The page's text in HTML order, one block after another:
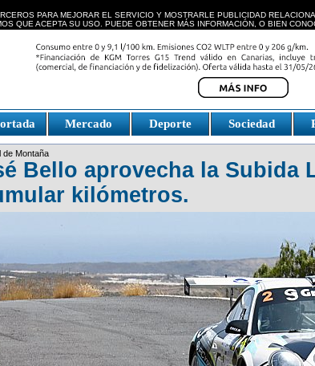
PARA MEJORAR EL SERVICIO Y MOSTRARLE PUBLICIDAD
QUE ACEPTA SU USO. PUEDE OBTENER MÁS INFORMACIÓN, O BIEN
Mercado Deporte Sociedad
Watches
de Montaña
Bello aprovecha la Subida
kilómetros.